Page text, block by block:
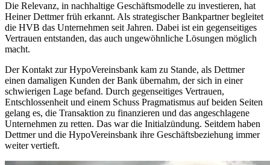
Die Relevanz, in nachhaltige Geschäftsmodelle zu investieren, hat
Heiner Dettmer früh erkannt. Als strategischer Bankpartner begleitet
die HVB das Unternehmen seit Jahren. Dabei ist ein gegenseitiges
Vertrauen entstanden, das auch ungewöhnliche Lösungen möglich
macht.
Der Kontakt zur HypoVereinsbank kam zu Stande, als Dettmer
einen damaligen Kunden der Bank übernahm, der sich in einer
schwierigen Lage befand. Durch gegenseitiges Vertrauen,
Entschlossenheit und einem Schuss Pragmatismus auf beiden Seiten
gelang es, die Transaktion zu finanzieren und das angeschlagene
Unternehmen zu retten. Das war die Initialzündung. Seitdem haben
Dettmer und die HypoVereinsbank ihre Geschäftsbeziehung immer
weiter vertieft.